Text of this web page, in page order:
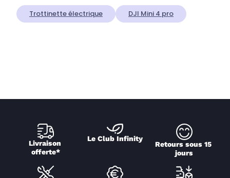
Trottinette électrique DJI Mini 4 pro
Livraison
offerte*
Le Club Infinity
Retours sous 15
jours